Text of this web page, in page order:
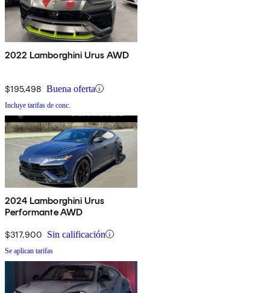
2022 Lamborghini Urus AWD
$195,498 Buena oferta
Incluye tarifas de conc.
2024 Lamborghini Urus
Performante AWD
$317,900 Sin calificación
Se aplican tarifas